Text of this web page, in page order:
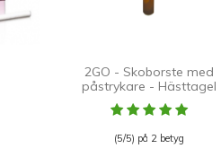
2GO - Skoborste med
påstrykare - Hästtagel
(5/5) på 2 betyg